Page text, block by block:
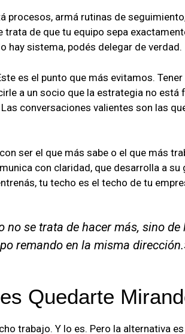
procesos, armá rutinas de
trata de que tu equipo sepa
hay sistema, podés delegar de verdad.
es el punto que más evitamos.
a un socio que la estrategia no
conversaciones valientes son las
ser el que más sabe o el que más
con claridad, que desarrolla a su
tu techo es el techo de tu
no se trata de hacer más, sino
remando en la misma
Quedarte
trabajo. Y lo es. Pero la alternativa